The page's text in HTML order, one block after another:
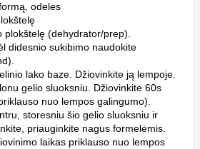
odeles
plokštelę (dehydrator/prep).
didesnio sukibimo naudokite
lako baze. Džiovinkite ją lempoje.
gelio sluoksniu. Džiovinkite 60s
nuo lempos galingumo).
storesniu šio gelio sluoksniu ir
priauginkite nagus formelėmis.
laikas priklauso nuo lempos